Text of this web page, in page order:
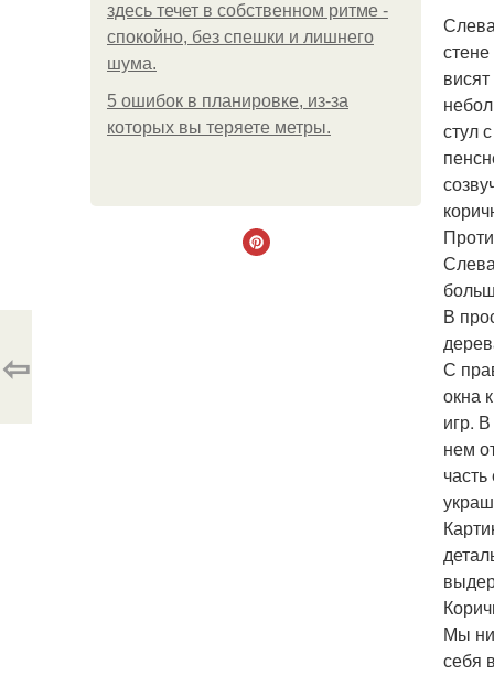
здесь течет в собственном ритме -
спокойно, без спешки и лишнего
шума.
5 ошибок в планировке, из-за
которых вы теряете метры.
стул
В
С
окна
игр.
нем
Мы
себя
⇦